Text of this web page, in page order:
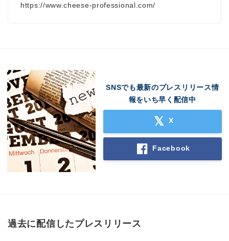
https://www.cheese-professional.com/
SNSでも最新のプレスリリース情
報をいち早く配信中
X
Facebook
過去に配信したプレスリリース
Japanese